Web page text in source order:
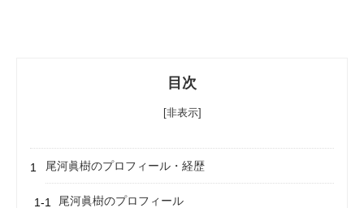
目次
[非表示]
尾河眞樹のプロフィール・経歴
尾河眞樹のプロフィール